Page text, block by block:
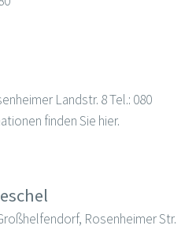
Landstr. 8 Tel.: 080
finden Sie hier.
Rosenheimer Str.